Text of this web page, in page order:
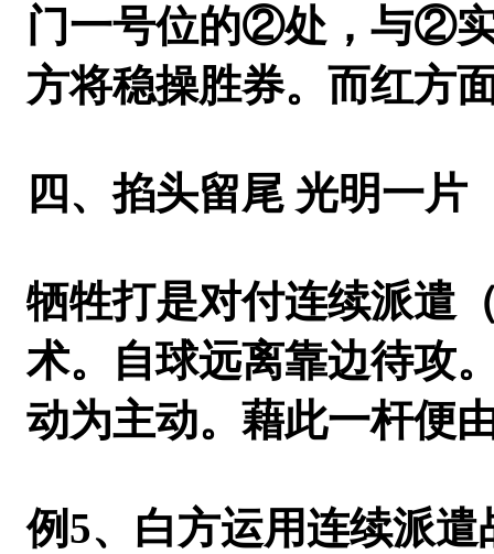
门一号位的②处，与②
方将稳操胜券。而红方
四、掐头留尾 光明一片
牺牲打是对付连续派遣
术。自球远离靠边待攻
动为主动。藉此一杆便
例5、白方运用连续派